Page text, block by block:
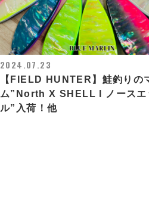
2024.07.23
【FIELD HUNTER】鮭釣りの
ム”North X SHELL l ノースエ
ル”入荷！他